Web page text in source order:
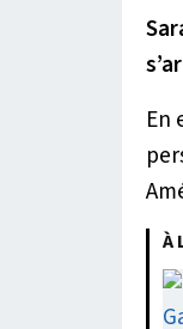
En
À